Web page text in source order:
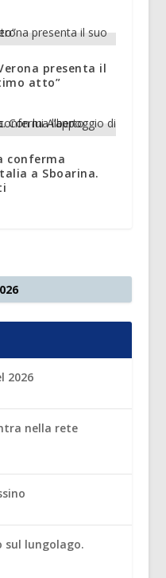
presenta il
atto”
conferma
a Sboarina.
2026
nella rete
lungolago.